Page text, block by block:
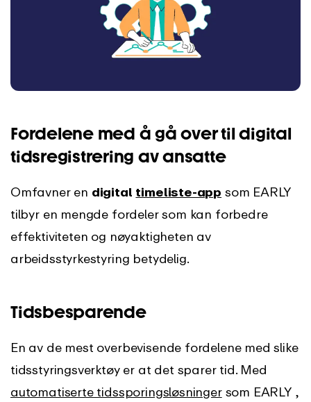
Fordelene med å gå over til digital
tidsregistrering av ansatte
Omfavner en digital timeliste-app som EARLY
tilbyr en mengde fordeler som kan forbedre
effektiviteten og nøyaktigheten av
arbeidsstyrkestyring betydelig.
Tidsbesparende
En av de mest overbevisende fordelene med slike
tidsstyringsverktøy er at det sparer tid. Med
automatiserte tidssporingsløsningersom EARLY ,